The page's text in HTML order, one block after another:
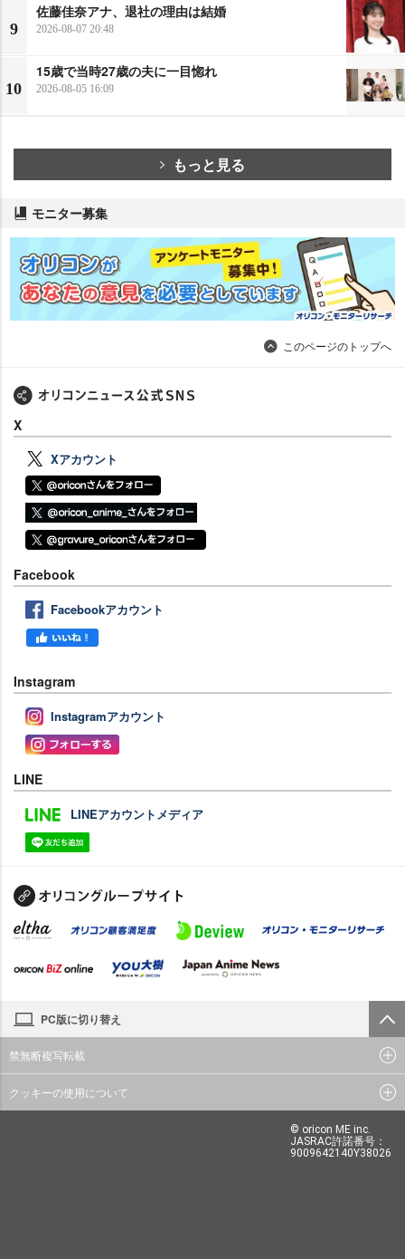
9
佐藤佳奈アナ、退社の理由は結婚
2026-08-07 20:48
10
15歳で当時27歳の夫に一目惚れ
2026-08-05 16:09
もっと見る
モニター募集
このページのトップへ
X
Xアカウント
Facebook
Facebookアカウント
Instagram
Instagramアカウント
LINE
LINEアカウントメディア
PC版に切り替え
禁無断複写転載
クッキーの使用について
© oricon ME inc.
JASRAC許諾番号：
9009642140Y38026